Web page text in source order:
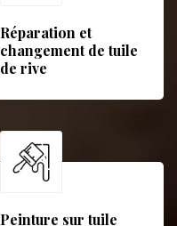
Réparation et
changement de tuile
de rive
Peinture sur tuile